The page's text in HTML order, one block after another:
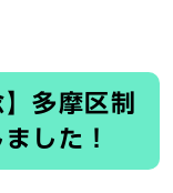
多摩区制
した！